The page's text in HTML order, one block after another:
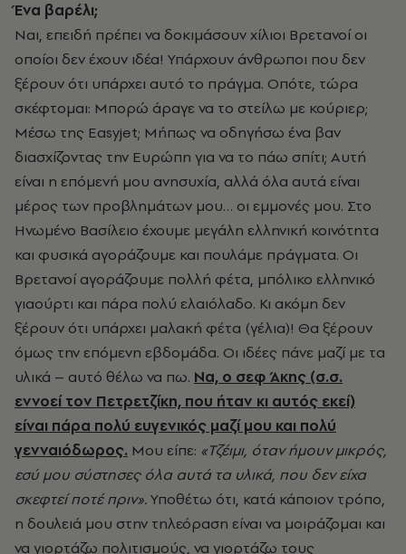
Ένα βαρέλι;
Ναι, επειδή πρέπει να δοκιμάσουν χίλιοι Βρετανοί οι
οποίοι δεν έχουν ιδέα! Υπάρχουν άνθρωποι που δεν
ξέρουν ότι υπάρχει αυτό το πράγμα. Οπότε, τώρα
σκέφτομαι: Μπορώ άραγε να το στείλω με κούριερ;
Μέσω της Easyjet; Μήπως να οδηγήσω ένα βαν
διασχίζοντας την Ευρώπη για να το πάω σπίτι; Αυτή
είναι η επόμενή μου ανησυχία, αλλά όλα αυτά είναι
μέρος των προβλημάτων μου… οι εμμονές μου. Στο
Ηνωμένο Βασίλειο έχουμε μεγάλη ελληνική κοινότητα
και φυσικά αγοράζουμε και πουλάμε πράγματα. Οι
Βρετανοί αγοράζουμε πολλή φέτα, μπόλικο ελληνικό
γιαούρτι και πάρα πολύ ελαιόλαδο. Κι ακόμη δεν
ξέρουν ότι υπάρχει μαλακή φέτα (γέλια)! Θα ξέρουν
όμως την επόμενη εβδομάδα. Οι ιδέες πάνε μαζί με τα
υλικά – αυτό θέλω να πω. Να, ο σεφ Άκης (σ.σ.
εννοεί τον Πετρετζίκη, που ήταν κι αυτός εκεί)
είναι πάρα πολύ ευγενικός μαζί μου και πολύ
γενναιόδωρος. Μου είπε: «Τζέιμι, όταν ήμουν μικρός,
εσύ μου σύστησες όλα αυτά τα υλικά, που δεν είχα
σκεφτεί ποτέ πριν».Υποθέτω ότι, κατά κάποιον τρόπο,
η δουλειά μου στην τηλεόραση είναι να μοιράζομαι και
να γιορτάζω πολιτισμούς, να γιορτάζω τους